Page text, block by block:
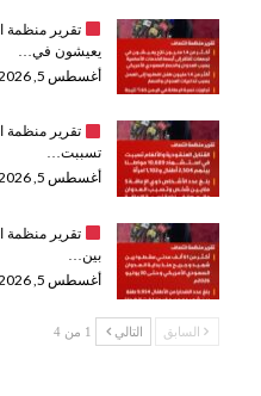
تقرير منظمة
يعيشون في…
أغسطس 5, 2026
تقرير منظمة
تسببت…
أغسطس 5, 2026
تقرير منظمة
بين…
أغسطس 5, 2026
السابق التالي 1 من 4